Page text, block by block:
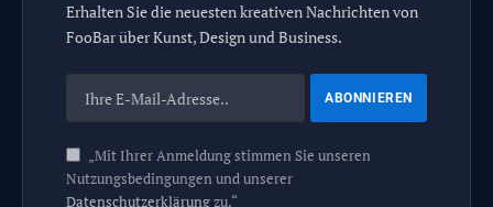
Erhalten Sie die neuesten kreativen Nachrichten von
FooBar über Kunst, Design und Business.
„Mit Ihrer Anmeldung stimmen Sie unseren
Nutzungsbedingungen und unserer
Datenschutzerklärungzu.“